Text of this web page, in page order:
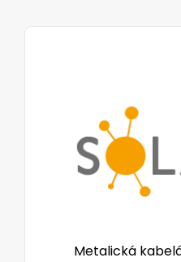
Metalická